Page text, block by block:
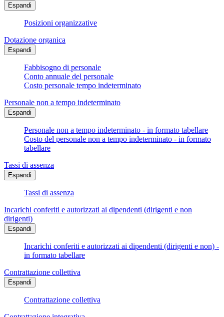
Espandi
Posizioni organizzative
Dotazione organica
Espandi
Fabbisogno di personale
Conto annuale del personale
Costo personale tempo indeterminato
Personale non a tempo indeterminato
Espandi
Personale non a tempo indeterminato - in formato tabellare
Costo del personale non a tempo indeterminato - in formato
tabellare
Tassi di assenza
Espandi
Tassi di assenza
Incarichi conferiti e autorizzati ai dipendenti (dirigenti e non
dirigenti)
Espandi
Incarichi conferiti e autorizzati ai dipendenti (dirigenti e non) -
in formato tabellare
Contrattazione collettiva
Espandi
Contrattazione collettiva